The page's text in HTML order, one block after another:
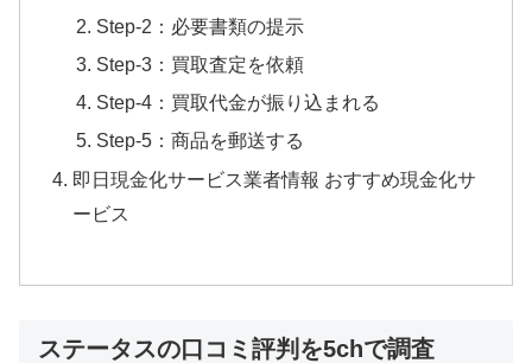
Step-2：必要書類の提示
Step-3：買取査定を依頼
Step-4：買取代金が振り込まれる
Step-5：商品を郵送する
即日現金化サービス業者情報 おすすめ現金化サ
ービス
ステータスの口コミ評判を5chで調査